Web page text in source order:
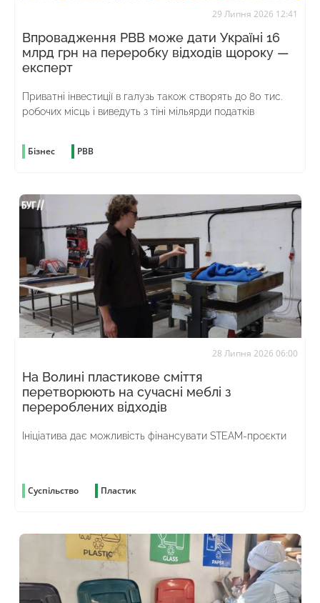
29 Липня 2026 12:41
Впровадження РВВ може дати Україні 16
млрд грн на переробку відходів щороку —
експерт
Приватні інвестиції в галузь також створять до 80 тис.
робочих місць і виведуть з тіні мільярди податків
Бізнес РВВ
28 Липня 2026 06:00
На Волині пластикове сміття
перетворюють на сучасні меблі з
перероблених відходів
Ініціатива дає можливість фінансувати STEAM-проєкти
Суспільство Пластик